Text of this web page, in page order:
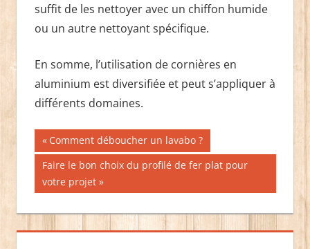
suffit de les nettoyer avec un chiffon humide
ou un autre nettoyant spécifique.
En somme, l’utilisation de cornières en
aluminium est diversifiée et peut s’appliquer à
différents domaines.
Navigation
de
l’article
Publication
précédente :
Comment déboucher un lavabo ?
Publication
suivante :
Faire le bon choix du profilé de fer plat pour
votre projet